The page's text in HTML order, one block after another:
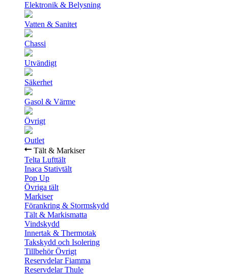
Elektronik & Belysning
Vatten & Sanitet
Chassi
Utvändigt
Säkerhet
Gasol & Värme
Övrigt
Outlet
Tält & Markiser
Telta Lufttält
Inaca Stativtält
Pop Up
Övriga tält
Markiser
Förankring & Stormskydd
Tält & Markismatta
Vindskydd
Innertak & Thermotak
Takskydd och Isolering
Tillbehör Övrigt
Reservdelar Fiamma
Reservdelar Thule